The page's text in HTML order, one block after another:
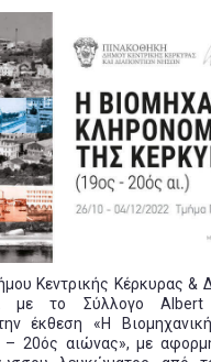
Κεντρικής Κέρκυρας &
με το Σύλλογο Albert
έκθεση «Η
– 20ός αιώνας», με